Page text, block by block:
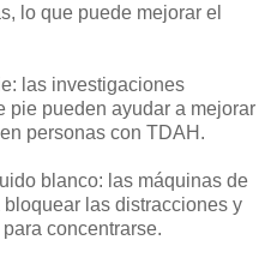
lo que puede mejorar el
las investigaciones
pie pueden ayudar a mejorar
personas con TDAH.
blanco: las máquinas de
las distracciones y
concentrarse.